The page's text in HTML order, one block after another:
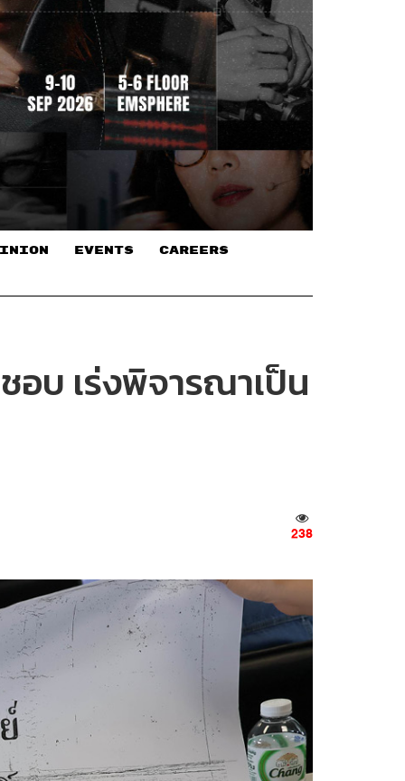
EVENTS CAREERS
อบ เร่งพิจารณาเป็น
238